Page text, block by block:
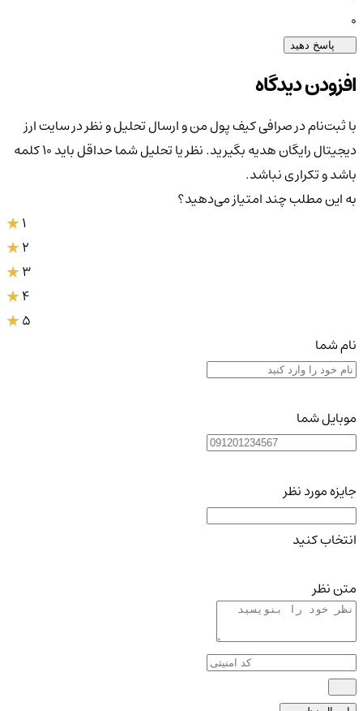
پاسخ دهید
افزودن دیدگاه
با ثبت‌نام در صرافی کیف پول من و ارسال تحلیل و نظر در سایت ارز
دیجیتال رایگان هدیه بگیرید. نظر یا تحلیل شما حداقل باید ۱۰ کلمه
باشد و تکراری نباشد.
به این مطلب چند امتیاز می‌دهید؟
3
4
5
نام شما
موبایل شما
جایزه مورد نظر
انتخاب کنید
متن نظر